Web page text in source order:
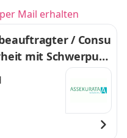
Mail erhalten
/ Consu
mit Schwerpun
IT-Revision (m/w/d)